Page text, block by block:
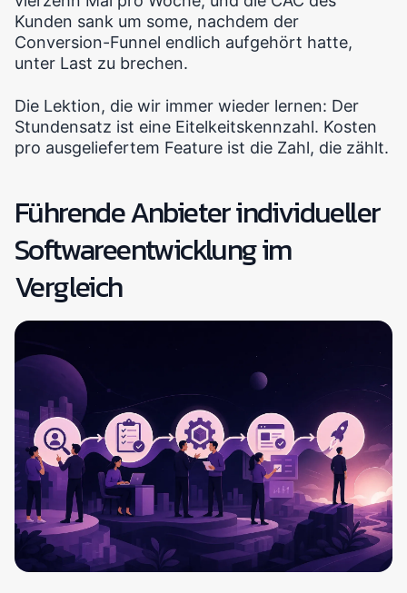
Kunden sank um some, nachdem der
Conversion-Funnel endlich aufgehört hatte,
unter Last zu brechen.
Die Lektion, die wir immer wieder lernen: Der
Stundensatz ist eine Eitelkeitskennzahl. Kosten
pro ausgeliefertem Feature ist die Zahl, die zählt.
Führende Anbieter individueller
Softwareentwicklung im
Vergleich